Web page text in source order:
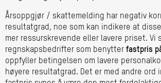
Årsoppgjør / skattemelding har negativ
resultatgrad, noe som kan indikere at
mer ressurskrevende eller lavere priset. Vi
regnskapsbedrifter som benytter fastpris
oppfyller betingelsen om lavere
høyere resultatgrad. Det er med andre ord